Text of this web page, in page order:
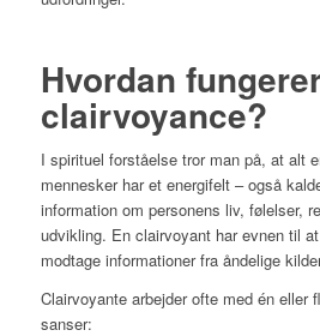
Hvordan
clairvoyance?
I spirituel forståelse tror man på, at alt
mennesker har et energifelt – også
information om personens liv, følelser,
udvikling. En clairvoyant har evnen til
modtage informationer fra åndelige
Clairvoyante arbejder ofte med én eller
sanser: